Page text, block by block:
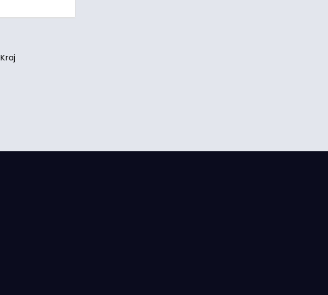
Kraj